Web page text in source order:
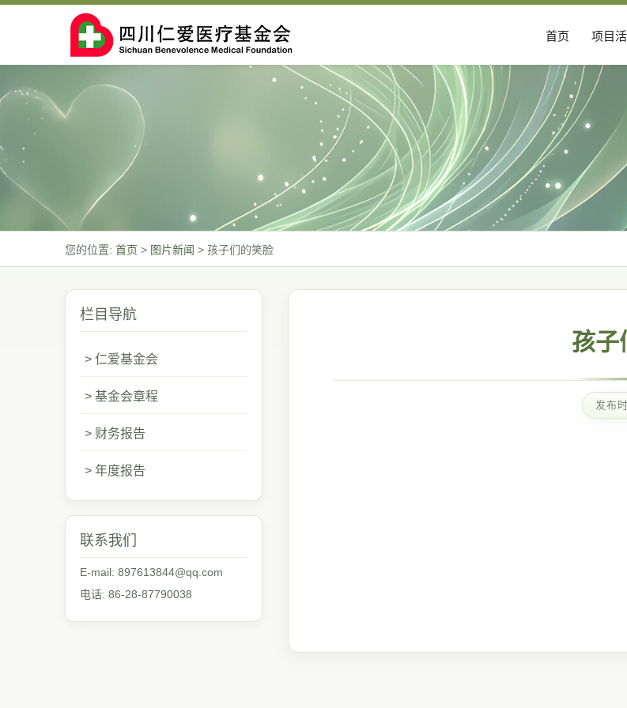
首页 项目
您的位置: 首页 > 图片新闻 > 孩子们的笑脸
栏目导航
> 仁爱基金会
> 基金会章程
> 财务报告
> 年度报告
联系我们
E-mail: 897613844@qq.com
电话: 86-28-87790038
孩子
发布